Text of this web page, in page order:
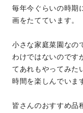
毎年今ぐらいの時期
画をたてています。
小さな家庭菜園なの
わけではないのです
てあれもやってみた
時間を楽しんでいま
皆さんのおすすめ品